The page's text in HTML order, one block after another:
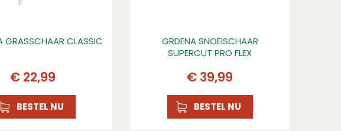
GRASSCHAAR CLASSIC
€ 22,99
BESTEL NU
GRDENA SNOEISCHAAR
SUPERCUT PRO FLEX
€ 39,99
BESTEL NU